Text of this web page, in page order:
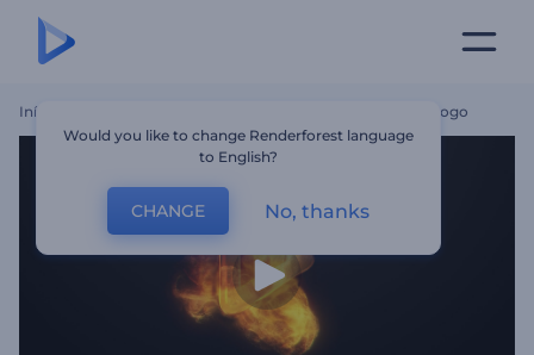
Início Revelação De Logotipo De Chamas De Fogo
Would you like to change Renderforest language
to English?
CHANGE No, thanks